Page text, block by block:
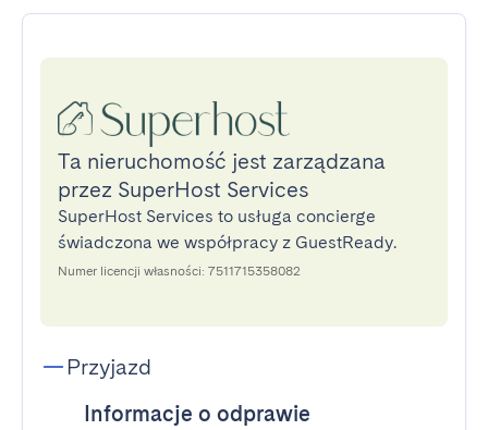
Ta nieruchomość jest zarządzana
przez SuperHost Services
SuperHost Services to usługa concierge
świadczona we współpracy z GuestReady.
Numer licencji własności: 7511715358082
Przyjazd
Informacje o odprawie